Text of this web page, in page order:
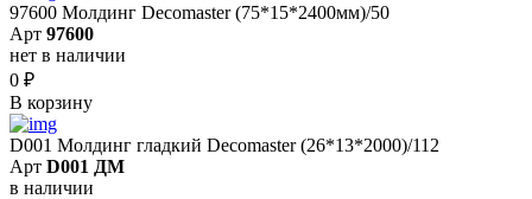
97600 Молдинг Decomaster (75*15*2400мм)/50
Арт 97600
нет в наличии
0 ₽
В корзину
D001 Молдинг гладкий Decomaster (26*13*2000)/112
Арт D001 ДМ
в наличии